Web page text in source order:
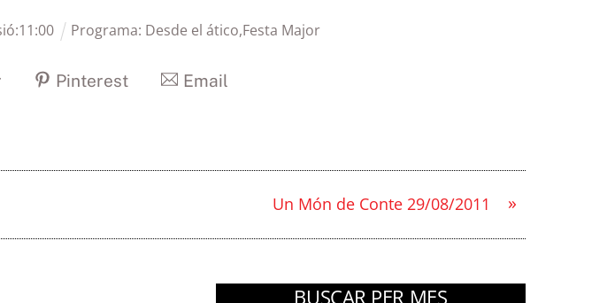
11:00 Programa: Desde el ático,Festa Major
Pinterest Email
»
Un Món de Conte 29/08/2011